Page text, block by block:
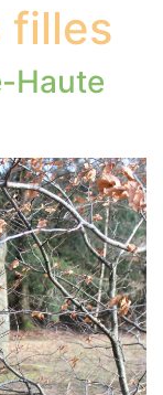
filles
Haute